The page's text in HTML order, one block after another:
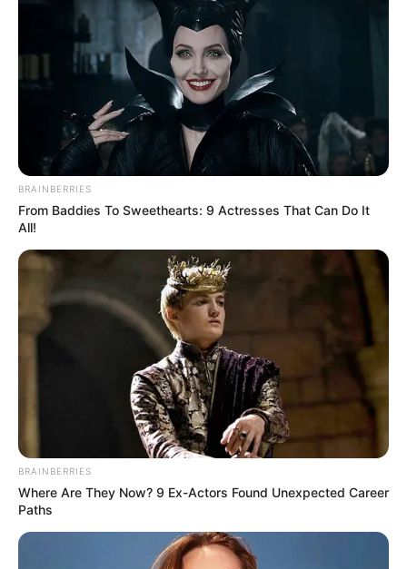
Claudine explique pourquoi elle a fouillé dans l’ordinateur de
Clément
BRAINBERRIES
From Baddies To Sweethearts: 9 Actresses That Can Do It
All!
BRAINBERRIES
Where Are They Now? 9 Ex-Actors Found Unexpected Career
Paths